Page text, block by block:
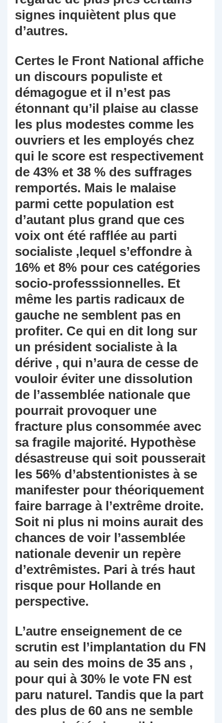
signes inquiètent plus que
d’autres.
Certes le Front National affiche
un discours populiste et
démagogue et il n’est pas
étonnant qu’il plaise au classe
les plus modestes comme les
ouvriers et les employés chez
qui le score est respectivement
de 43% et 38 % des suffrages
remportés. Mais le malaise
parmi cette population est
d’autant plus grand que ces
voix ont été rafflée au parti
socialiste ,lequel s’effondre à
16% et 8% pour ces catégories
socio-professsionnelles. Et
même les partis radicaux de
gauche ne semblent pas en
profiter. Ce qui en dit long sur
un président socialiste à la
dérive , qui n’aura de cesse de
vouloir éviter une dissolution
de l’assemblée nationale que
pourrait provoquer une
fracture plus consommée avec
sa fragile majorité. Hypothèse
désastreuse qui soit pousserait
les 56% d’abstentionistes à se
manifester pour théoriquement
faire barrage à l’extrême droite.
Soit ni plus ni moins aurait des
chances de voir l’assemblée
nationale devenir un repère
d’extrêmistes. Pari à trés haut
risque pour Hollande en
perspective.
L’autre enseignement de ce
scrutin est l’implantation du FN
au sein des moins de 35 ans ,
pour qui à 30% le vote FN est
paru naturel. Tandis que la part
des plus de 60 ans ne semble